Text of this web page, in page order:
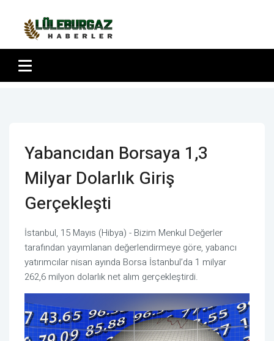
Yabancıdan Borsaya 1,3
Milyar Dolarlık Giriş
Gerçekleşti
İstanbul, 15 Mayıs (Hibya) - Bizim Menkul Değerler
tarafından yayımlanan değerlendirmeye göre, yabancı
yatırımcılar nisan ayında Borsa İstanbul’da 1 milyar
262,6 milyon dolarlık net alım gerçekleştirdi.